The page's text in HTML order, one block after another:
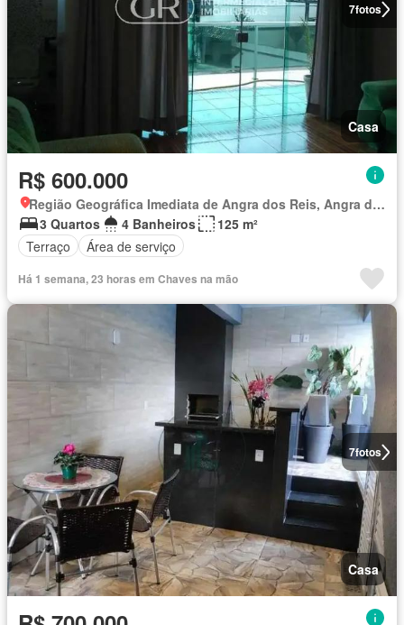
7fotos
Casa
R$ 600.000
Região Geográfica Imediata de Angra dos Reis, Angra dos Reis
3 Quartos
4 Banheiros
125 m²
Terraço
Área de serviço
Há 1 semana, 23 horas em Chaves na mão
7fotos
Casa